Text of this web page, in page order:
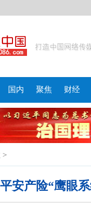
国内 聚焦 财经
>
平安产险“鹰眼